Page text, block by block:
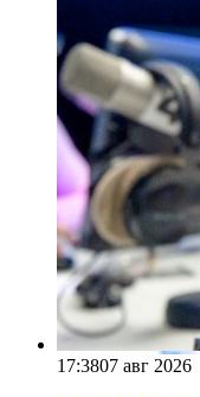
17:3807 авг 2026